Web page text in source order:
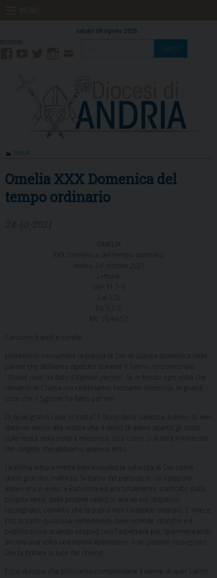
sabato 08 agosto 2026
Mail
Cerca
OMELIA
Omelia XXX Domenica del
tempo ordinario
OMELIA
XXX Domenica del tempo ordinario
Andria, 24 ottobre 2021
Letture:
Ger 31,7-9
Sal 125
Eb 5,1-6
Mc 10,46-52
Carissimi fratelli e sorelle,
potremmo riassumere la parola di Dio di questa domenica nelle
parole che abbiamo ripetuto durante il Salmo responsoriale:
Grandi cose ha fatto il Signore per noi
”. Sì, in fondo ogni volta che
veniamo in Chiesa noi celebriamo, facciamo memoria, le grandi
cose che il Signore ha fatto per noi.
Di quali grandi cose si tratta? Il dono della salvezza, il dono di aver
dato un senso alla nostra vita, il dono di averci aperto gli occhi
sulle verità della nostra esistenza, così come ci illustra il miracolo
del vangelo che abbiamo appena letto.
La prima lettura mette ben in risalto la salvezza di Dio come
dono gratuito, inatteso. Si tratta del periodo in cui il popolo
ebreo era in esilio a Babilonia ed era totalmente sradicato dalla
propria terra, dalle proprie radici, si era un po’ disperso,
rassegnato, convinto che la patria non l’avrebbe vista più. E invece,
poi, accade qualcosa nell’evolversi delle vicende storiche e il
popolo torna quando proprio non l’aspettava più, sperimentando
ancora una volta una nuova liberazione. A un popolo rassegnato
Dio fa brillare la luce del ritorno.
Ecco dunque che possiamo comprendere il valore di quel Salmo